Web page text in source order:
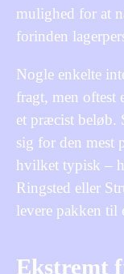
mulighed for at
forinden
Nogle enkelte
fragt, men oftest
et præcist beløb.
sig for den mest
hvilket typisk –
Ringsted eller
levere pakken til
Ekstremt